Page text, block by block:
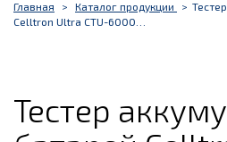
Главная Каталог продукции
Celltron Ultra CTU-6000…
Тестер